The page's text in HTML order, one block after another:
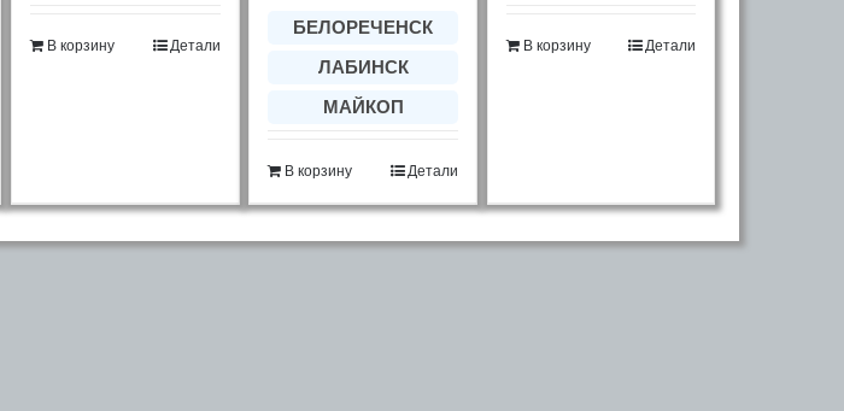
В корзину Детали
БЕЛОРЕЧЕНСК
ЛАБИНСК
МАЙКОП
В корзину Детали
В корзину Детали